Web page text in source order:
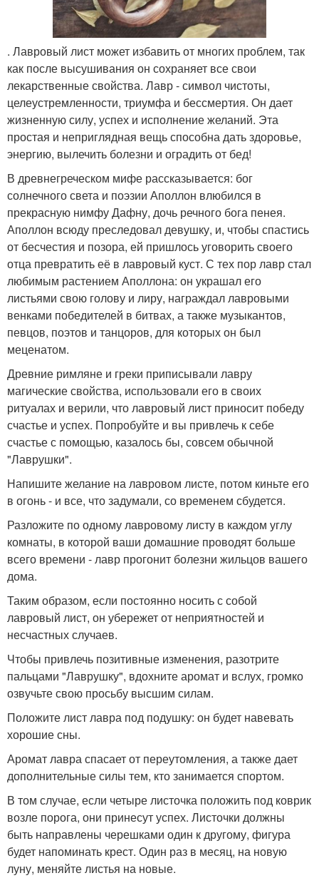
. Лавровый лист может избавить от многих проблем, так
как после высушивания он сохраняет все свои
лекарственные свойства. Лавр - символ чистоты,
целеустремленности, триумфа и бессмертия. Он дает
жизненную силу, успех и исполнение желаний. Эта
простая и неприглядная вещь способна дать здоровье,
энергию, вылечить болезни и оградить от бед!
В древнегреческом мифе рассказывается: бог
солнечного света и поэзии Аполлон влюбился в
прекрасную нимфу Дафну, дочь речного бога пенея.
Аполлон всюду преследовал девушку, и, чтобы спастись
от бесчестия и позора, ей пришлось уговорить своего
отца превратить её в лавровый куст. С тех пор лавр стал
любимым растением Аполлона: он украшал его
листьями свою голову и лиру, награждал лавровыми
венками победителей в битвах, а также музыкантов,
певцов, поэтов и танцоров, для которых он был
меценатом.
Древние римляне и греки приписывали лавру
магические свойства, использовали его в своих
ритуалах и верили, что лавровый лист приносит победу
счастье и успех. Попробуйте и вы привлечь к себе
счастье с помощью, казалось бы, совсем обычной
"Лаврушки".
Напишите желание на лавровом листе, потом киньте его
в огонь - и все, что задумали, со временем сбудется.
Разложите по одному лавровому листу в каждом углу
комнаты, в которой ваши домашние проводят больше
всего времени - лавр прогонит болезни жильцов вашего
дома.
Таким образом, если постоянно носить с собой
лавровый лист, он убережет от неприятностей и
несчастных случаев.
Чтобы привлечь позитивные изменения, разотрите
пальцами "Лаврушку", вдохните аромат и вслух, громко
озвучьте свою просьбу высшим силам.
Положите лист лавра под подушку: он будет навевать
хорошие сны.
Аромат лавра спасает от переутомления, а также дает
дополнительные силы тем, кто занимается спортом.
В том случае, если четыре листочка положить под коврик
возле порога, они принесут успех. Листочки должны
быть направлены черешками один к другому, фигура
будет напоминать крест. Один раз в месяц, на новую
луну, меняйте листья на новые.